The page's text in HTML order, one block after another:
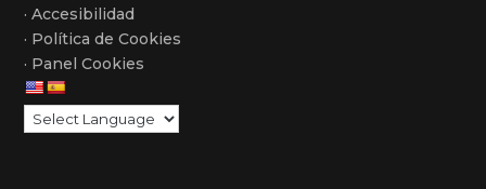
· Accesibilidad
· Política de Cookies
· Panel Cookies